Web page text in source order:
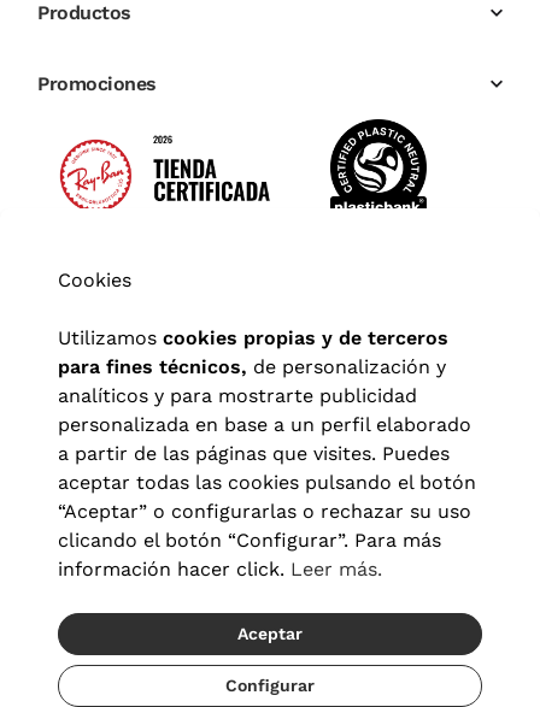
Recíbelo del 21/08 al 23/08
Productos
Promociones
Aviso legal| Política de privacidad Términos y condiciones
Política de cookies|Configuración de cookies
© 2026 Visionlab España
Cookies
Utilizamos cookies propias y de terceros
para fines técnicos, de personalización y
analíticos y para mostrarte publicidad
personalizada en base a un perfil elaborado
a partir de las páginas que visites. Puedes
aceptar todas las cookies pulsando el botón
“Aceptar” o configurarlas o rechazar su uso
clicando el botón “Configurar”. Para más
información hacer click. Leer más.
Aceptar
Configurar